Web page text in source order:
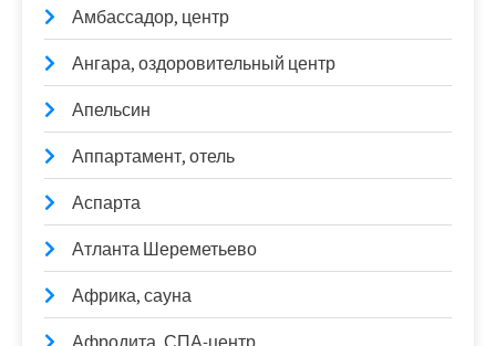
Амбассадор, центр
Ангара, оздоровительный центр
Апельсин
Аппартамент, отель
Аспарта
Атланта Шереметьево
Африка, сауна